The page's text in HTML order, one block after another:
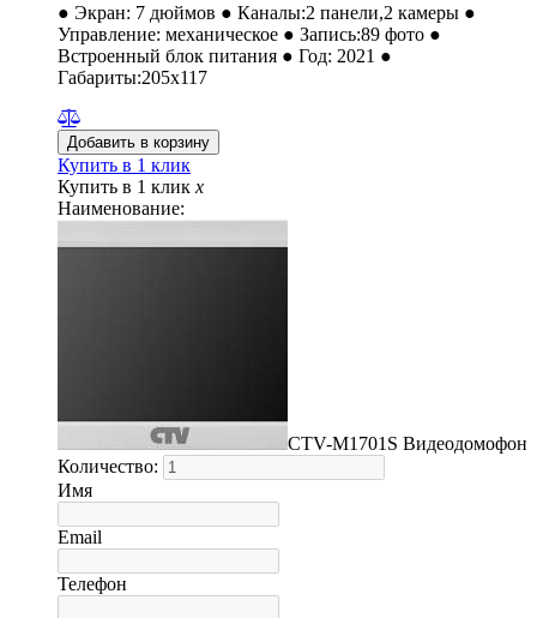
● Экран: 7 дюймов ● Каналы:2 панели,2 камеры ●
Управление: механическое ● Запись:89 фото ●
Встроенный блок питания ● Год: 2021 ●
Габариты:205x117
Купить в 1 клик
Купить в 1 клик x
Наименование:
CTV-M1701S Видеодомофон
Количество:
Имя
Email
Телефон